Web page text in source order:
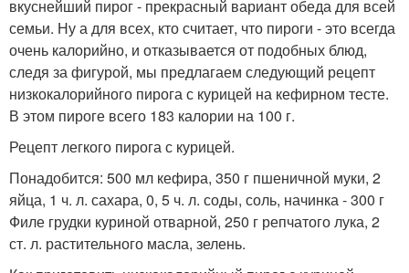
вкуснейший пирог - прекрасный вариант обеда для всей
семьи. Ну а для всех, кто считает, что пироги - это всегда
очень калорийно, и отказывается от подобных блюд,
следя за фигурой, мы предлагаем следующий рецепт
низкокалорийного пирога с курицей на кефирном тесте.
В этом пироге всего 183 калории на 100 г.
Рецепт легкого пирога с курицей.
Понадобится: 500 мл кефира, 350 г пшеничной муки, 2
яйца, 1 ч. л. сахара, 0, 5 ч. л. соды, соль, начинка - 300 г
Филе грудки куриной отварной, 250 г репчатого лука, 2
ст. л. растительного масла, зелень.